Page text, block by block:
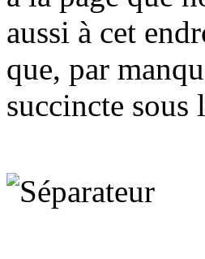
aussi à cet
que, par
succincte